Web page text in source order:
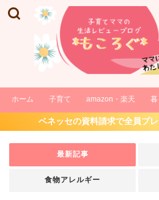
ホーム 子育て amazon・楽天
ベネッセの資料請求で全員プ
最新記事
食物アレルギー